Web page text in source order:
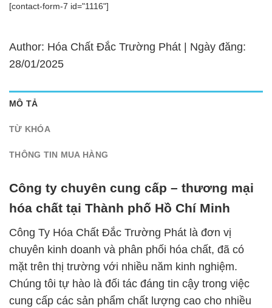
[contact-form-7 id="1116"]
Author: Hóa Chất Đắc Trường Phát | Ngày đăng:
28/01/2025
MÔ TẢ
TỪ KHÓA
THÔNG TIN MUA HÀNG
Công ty chuyên cung cấp – thương mại
hóa chất tại Thành phố Hồ Chí Minh
Công Ty Hóa Chất Đắc Trường Phát là đơn vị
chuyên kinh doanh và phân phối hóa chất, đã có
mặt trên thị trường với nhiều năm kinh nghiệm.
Chúng tôi tự hào là đối tác đáng tin cậy trong việc
cung cấp các sản phẩm chất lượng cao cho nhiều